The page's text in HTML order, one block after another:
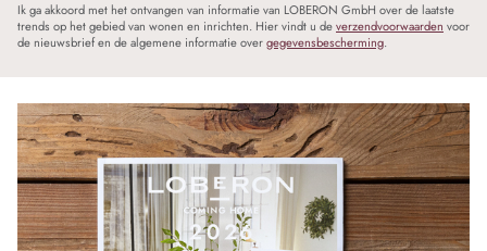
Ik ga akkoord met het ontvangen van informatie van LOBERON GmbH over de laatste
trends op het gebied van wonen en inrichten. Hier vindt u deverzendvoorwaarden voor
de nieuwsbrief en de algemene informatie overgegevensbescherming.